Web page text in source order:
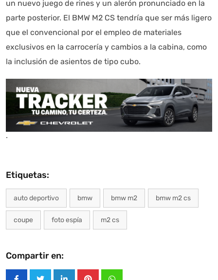
un nuevo juego de rines y un alerón pronunciado en la
parte posterior. El BMW M2 CS tendría que ser más ligero
que el convencional por el empleo de materiales
exclusivos en la carrocería y cambios a la cabina, como
la inclusión de asientos de tipo cubo.
.
Etiquetas:
auto deportivo bmw bmw m2 bmw m2 cs
coupe foto espía m2 cs
Compartir en: